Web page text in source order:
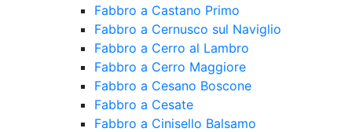
Fabbro a Castano Primo
Fabbro a Cernusco sul Naviglio
Fabbro a Cerro al Lambro
Fabbro a Cerro Maggiore
Fabbro a Cesano Boscone
Fabbro a Cesate
Fabbro a Cinisello Balsamo